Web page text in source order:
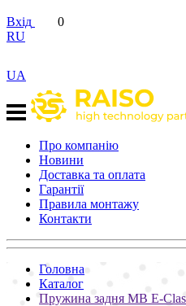
Вхід
0
RU
UA
Про компанію
Новини
Доставка та оплата
Гарантії
Правила монтажу
Контакти
Головна
Каталог
Пружина задня MB E-